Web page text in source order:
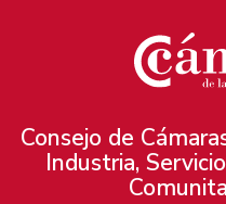
Consejo de
Industria,